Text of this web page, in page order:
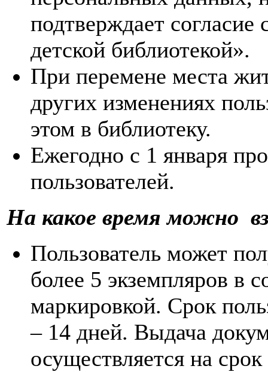
подтверждает
детской библиотекой».
При перемене места
других изменениях
этом в библиотеку.
Ежегодно с 1 января
пользователей.
На какое время можно
Пользователь может
более 5 экземпляров в
маркировкой. Срок
– 14 дней. Выдача
осуществляется на